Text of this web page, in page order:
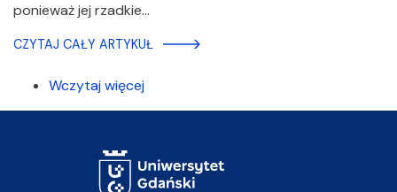
ponieważ jej rzadkie…
CZYTAJ CAŁY ARTYKUŁ
Wczytaj więcej